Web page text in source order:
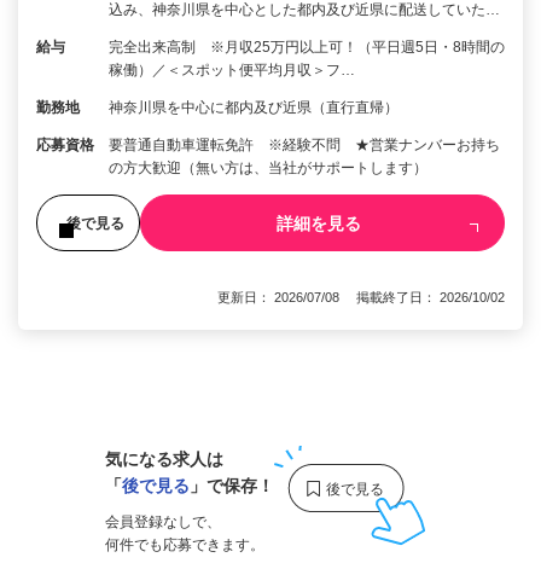
込み、神奈川県を中心とした都内及び近県に配送していた…
給与
完全出来高制 ※月収25万円以上可！（平日週5日・8時間の
稼働）／＜スポット便平均月収＞フ…
勤務地 神奈川県を中心に都内及び近県（直行直帰）
応募資格
要普通自動車運転免許 ※経験不問 ★営業ナンバーお持ち
の方大歓迎（無い方は、当社がサポートします）
後で見る 詳細を見る
更新日： 2026/07/08 掲載終了日： 2026/10/02
気になる求人は
「後で見る 」で保存！
会員登録なしで、
何件でも応募できます。